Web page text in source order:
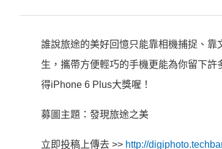
誰說旅途的美好回憶只能靠相機捕捉、
生，攜帶方便輕巧的手機更能為你留下
得iPhone 6 Plus大獎喔！
募圖主題：發現旅途之美
立即投稿上傳去 >> http://